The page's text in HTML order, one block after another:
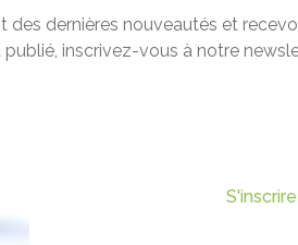
ÉLECTRIQUE
des dernières nouveautés et
inscrivez-vous à notre
S'inscrire